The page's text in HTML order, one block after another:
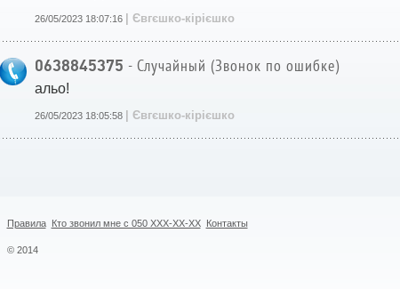
26/05/2023 18:07:16 | Євгєшко-кірієшко
0638845375 - Случайный (Звонок по ошибке)
альо!
26/05/2023 18:05:58 | Євгєшко-кірієшко
Правила Кто звонил мне с 050 XXX-XX-XX Контакты
© 2014